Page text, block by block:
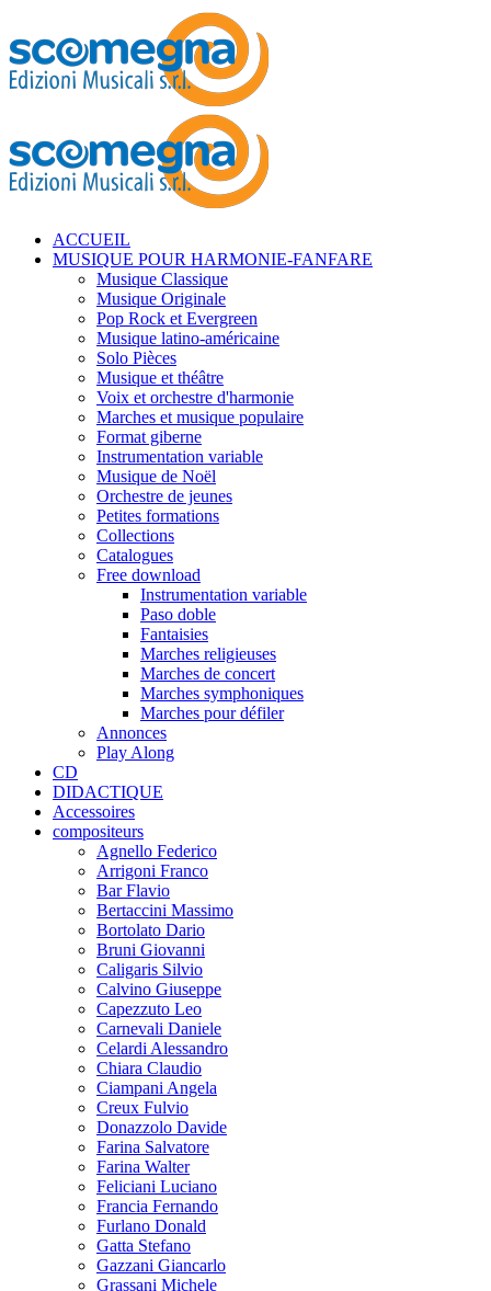
ACCUEIL
MUSIQUE POUR HARMONIE-FANFARE
Musique Classique
Musique Originale
Pop Rock et Evergreen
Musique latino-américaine
Solo Pièces
Musique et théâtre
Voix et orchestre d'harmonie
Marches et musique populaire
Format giberne
Instrumentation variable
Musique de Noël
Orchestre de jeunes
Petites formations
Collections
Catalogues
Free download
Instrumentation variable
Paso doble
Fantaisies
Marches religieuses
Marches de concert
Marches symphoniques
Marches pour défiler
Annonces
Play Along
CD
DIDACTIQUE
Accessoires
compositeurs
Agnello Federico
Arrigoni Franco
Bar Flavio
Bertaccini Massimo
Bortolato Dario
Bruni Giovanni
Caligaris Silvio
Calvino Giuseppe
Capezzuto Leo
Carnevali Daniele
Celardi Alessandro
Chiara Claudio
Ciampani Angela
Creux Fulvio
Donazzolo Davide
Farina Salvatore
Farina Walter
Feliciani Luciano
Francia Fernando
Furlano Donald
Gatta Stefano
Gazzani Giancarlo
Grassani Michele